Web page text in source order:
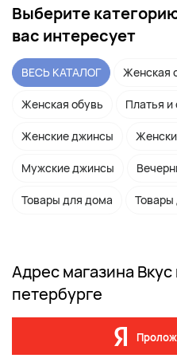
Выберите
вас интересует
ВЕСЬ КАТАЛОГ Женская
Женская обувь Платья
Женские джинсы
Мужские джинсы
Товары для дома Товары
Адрес магазина
петербурге